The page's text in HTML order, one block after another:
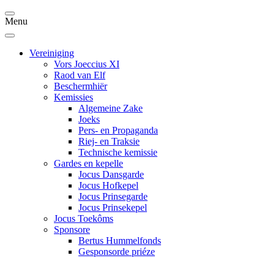
Menu
Vereiniging
Vors Joeccius XI
Raod van Elf
Beschermhiër
Kemissies
Algemeine Zake
Joeks
Pers- en Propaganda
Riej- en Traksie
Technische kemissie
Gardes en kepelle
Jocus Dansgarde
Jocus Hofkepel
Jocus Prinsegarde
Jocus Prinsekepel
Jocus Toekôms
Sponsore
Bertus Hummelfonds
Gesponsorde priéze